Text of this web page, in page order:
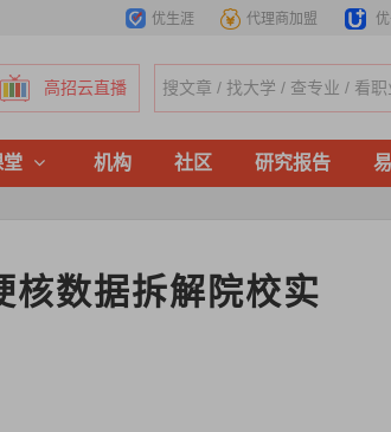
代理商加盟
优生涯
高招云直播
堂 机构 社区 研究报告
核数据拆解院校实